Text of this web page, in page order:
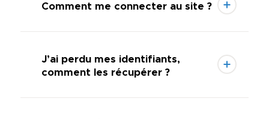
Comment me connecter au site ?
J’ai perdu mes identifiants,
comment les récupérer ?